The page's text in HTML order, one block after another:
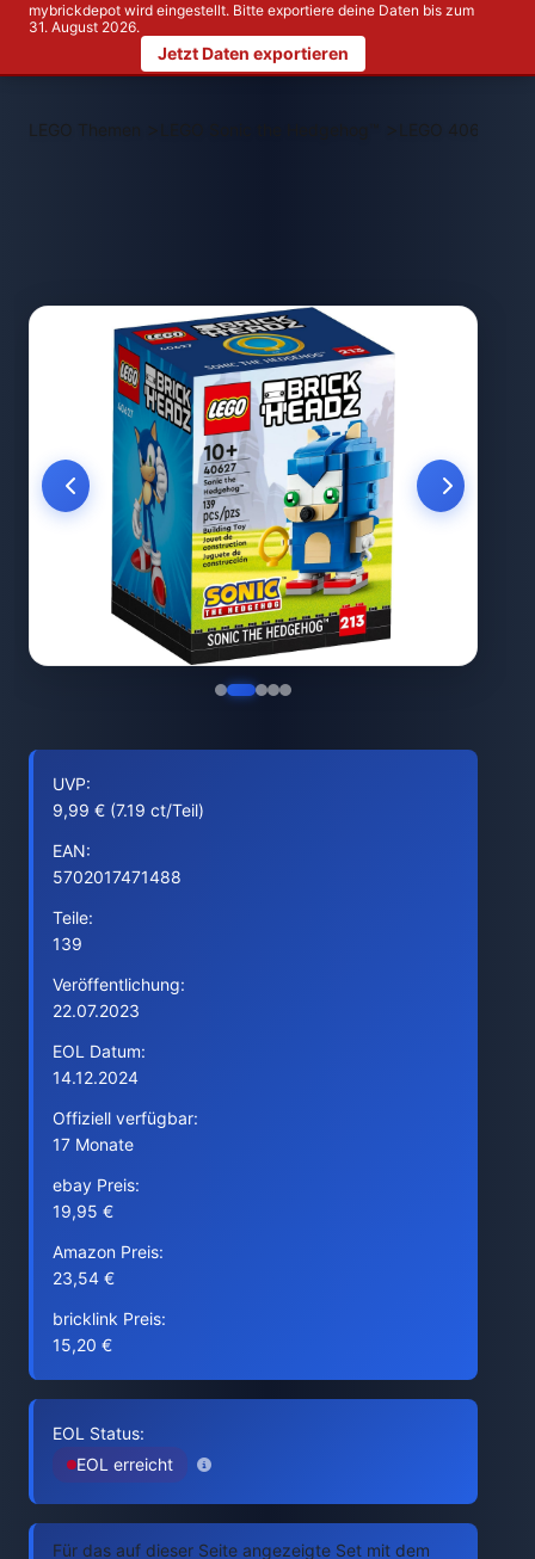
mybrickdepot wird eingestellt. Bitte exportiere deine Daten bis zum
31. August 2026.
Jetzt Daten exportieren
LEGO Themen > > LEGO 40627
UVP:
9,99 € (7.19 ct/Teil)
EAN:
5702017471488
Teile:
139
Veröffentlichung:
22.07.2023
EOL Datum:
14.12.2024
Offiziell verfügbar:
17 Monate
ebay Preis:
19,95 €
Amazon Preis:
23,54 €
bricklink Preis:
15,20 €
EOL Status:
EOL erreicht
Für das auf dieser Seite angezeigte Set mit dem